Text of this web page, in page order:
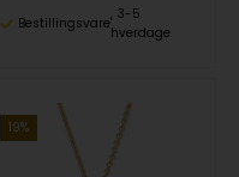
Bestillingsvare
3-5
hverdage
19%